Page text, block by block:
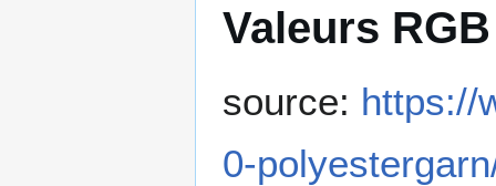
Valeurs
source: https://
0-